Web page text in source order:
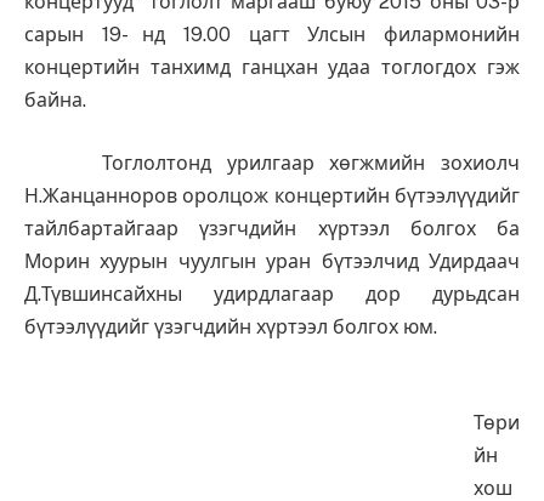
сарын 19- нд 19.00 цагт Улсын филармонийн
концертийн танхимд ганцхан удаа тоглогдох гэж
байна.
Тоглолтонд урилгаар хөгжмийн зохиолч
Н.Жанцанноров оролцож концертийн бүтээлүүдийг
тайлбартайгаар үзэгчдийн хүртээл болгох ба
Морин хуурын чуулгын уран бүтээлчид Удирдаач
Д.Түвшинсайхны удирдлагаар дор дурьдсан
бүтээлүүдийг үзэгчдийн хүртээл болгох юм.
Төри
йн
хош